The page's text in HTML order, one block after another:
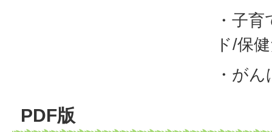
・子
ド/保
・が
PDF版